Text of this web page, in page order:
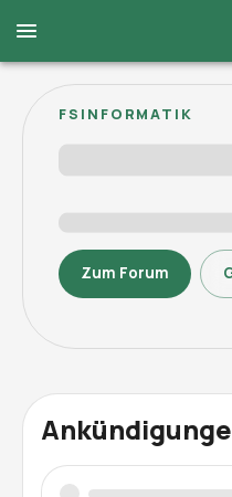
FSINFORMATIK
Zum Forum